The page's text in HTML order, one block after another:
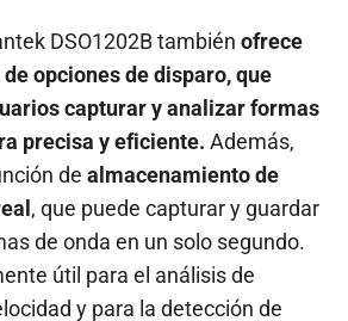
DSO1202B también ofrece
opciones de disparo, que
capturar y analizar formas
precisa y eficiente. Además,
de almacenamiento de
, que puede capturar y guardar
de onda en un solo segundo.
útil para el análisis de
y para la detección de